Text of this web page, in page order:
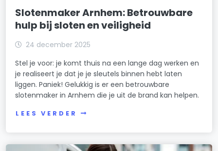
Slotenmaker Arnhem: Betrouwbare
hulp bij sloten en veiligheid
24 december 2025
Stel je voor: je komt thuis na een lange dag werken en
je realiseert je dat je je sleutels binnen hebt laten
liggen. Paniek! Gelukkig is er een betrouwbare
slotenmaker in Arnhem die je uit de brand kan helpen.
LEES VERDER